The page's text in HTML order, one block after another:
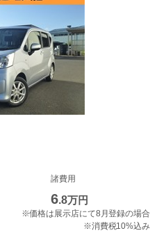
諸費用
6.8万円
※価格は展示店にて8月登録の場合
※消費税10%込み